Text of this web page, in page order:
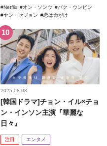
Netflix オン・ソンウ
パク・ウンビン
ヤン・セジョン
恋は命がけ
2025.08.08
[韓国ドラマ]チョン・イル×チョ
ン・インソン主演『華麗な
日々』
注目 エンタメ